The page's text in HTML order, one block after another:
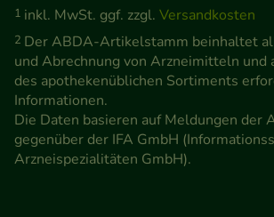
1 inkl. MwSt. ggf. zzgl. Versandkosten
2 Der ABDA-Artikelstamm beinhaltet
und Abrechnung von Arzneimitteln und
des apothekenüblichen Sortiments
Informationen.
Die Daten basieren auf Meldungen der
gegenüber der IFA GmbH
Arzneispezialitäten GmbH).